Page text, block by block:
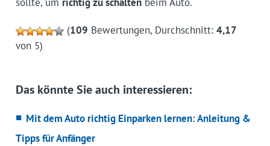
sollte, um richtig zu schaltenbeim Auto.
(109 Bewertungen, Durchschnitt: 4,17
von 5)
Das könnte Sie auch interessieren:
Mit dem Auto richtig Einparken lernen: Anleitung &
Tipps für Anfänger